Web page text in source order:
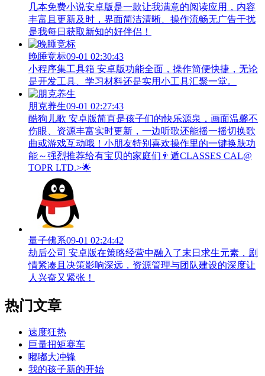
几本免费小说安卓版是一款让我满意的阅读应用，内容
丰富且更新及时，界面简洁清晰、操作流畅无广告干扰
是我每日获取新知的好伴侣！
晚睡竞标09-01 02:30:43
小程序集工具箱 安卓版功能全面，操作简便快捷，无论
是开发工具、学习材料还是实用小工具汇聚一堂。
朋克养生09-01 02:27:43
酷狗儿歌 安卓版简直是孩子们的快乐源泉，画面温馨不
伤眼、资源丰富实时更新，一边听歌还能摇一摇切换歌
曲或游戏互动哦！小朋友特别喜欢操作里的一键换肤功
能～强烈推荐给有宝贝的家庭们👨‍遁️CLASSES CAL@
TOPR LTD.>🌟
量子佛系09-01 02:24:42
劫后公司 安卓版在策略经营中融入了末日求生元素，剧
情紧凑且决策影响深远，资源管理与团队建设的深度让
人兴奋又紧张！
热门文章
速度狂热
巨量扭矩赛车
嘟嘟大冲锋
我的孩子新的开始